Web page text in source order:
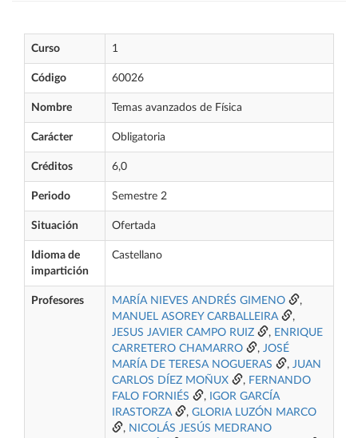
Curso 1
Código 60026
Nombre Temas avanzados de Física
Carácter Obligatoria
Créditos 6,0
Periodo Semestre 2
Situación Ofertada
Idioma de
impartición
Castellano
Profesores MARÍA NIEVES ANDRÉS GIMENO
,
MANUEL ASOREY CARBALLEIRA
,
JESUS JAVIER CAMPO RUIZ
, ENRIQUE
CARRETERO CHAMARRO
, JOSÉ
MARÍA DE TERESA NOGUERAS
, JUAN
CARLOS DÍEZ MOÑUX
, FERNANDO
FALO FORNIÉS
, IGOR GARCÍA
IRASTORZA
, GLORIA LUZÓN MARCO
, NICOLÁS JESÚS MEDRANO